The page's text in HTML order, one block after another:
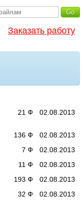
Заказать работу
02.08.2013
21 Ф
02.08.2013
136 Ф
02.08.2013
7 Ф
02.08.2013
11 Ф
02.08.2013
193 Ф
02.08.2013
32 Ф